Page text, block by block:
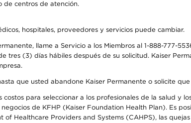
de centros de atención.
hospitales, proveedores y servicios puede cambiar.
llame a Servicio a los Miembros al 1-888-777-
(3) días hábiles después de su solicitud. Kaiser
que usted abandone Kaiser Permanente o solicite
para seleccionar a los profesionales de la salud y
de KFHP (Kaiser Foundation Health Plan). Es
Healthcare Providers and Systems (CAHPS), las